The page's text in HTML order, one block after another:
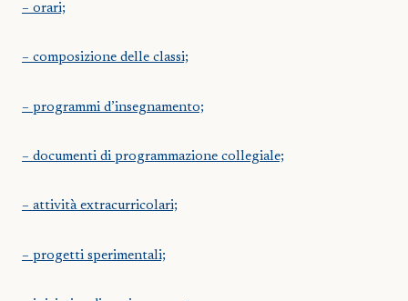
– orari;
– composizione delle classi;
– programmi d’insegnamento;
– documenti di programmazione collegiale;
– attività extracurricolari;
– progetti sperimentali;